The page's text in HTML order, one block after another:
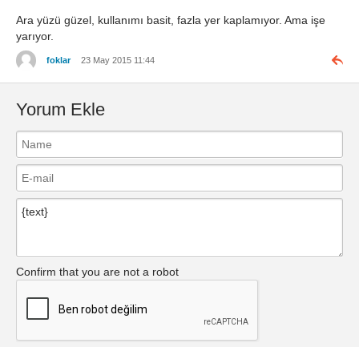
Ara yüzü güzel, kullanımı basit, fazla yer kaplamıyor. Ama işe
yarıyor.
foklar 23 May 2015 11:44
Yorum Ekle
Confirm that you are not a robot